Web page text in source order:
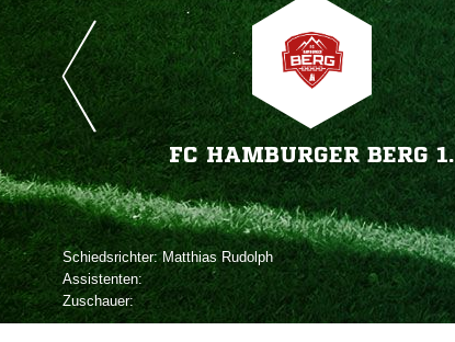
FC HAMBURGER BERG 1.
Schiedsrichter: 
Assistenten:
Zuschauer: